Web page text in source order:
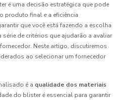
é uma decisão estratégica que pode
produto final e a eficiência
que você está fazendo a escolha
de critérios que ajudarão a avaliar
Neste artigo, discutiremos
ao selecionar um fornecedor
é a qualidade dos materiais
do blister é essencial para garantir